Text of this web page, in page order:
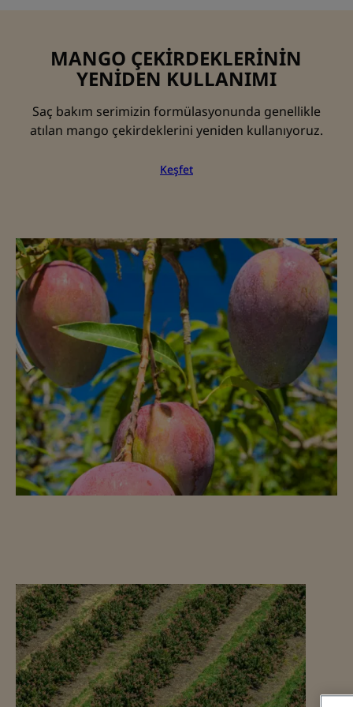
MANGO ÇEKİRDEKLERİNİN
YENİDEN KULLANIMI
Saç bakım serimizin formülasyonunda genellikle
atılan mango çekirdeklerini yeniden kullanıyoruz.
Keşfet